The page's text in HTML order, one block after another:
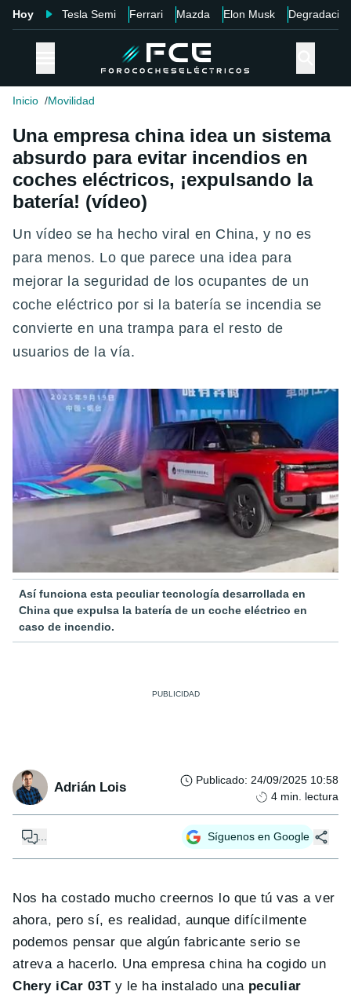
Hoy Tesla Semi Ferrari Mazda Elon Musk Degradación
Inicio Movilidad
Una empresa china idea un sistema
absurdo para evitar incendios en
coches eléctricos, ¡expulsando la
batería! (vídeo)
Un vídeo se ha hecho viral en China, y no es
para menos. Lo que parece una idea para
mejorar la seguridad de los ocupantes de un
coche eléctrico por si la batería se incendia se
convierte en una trampa para el resto de
usuarios de la vía.
Así funciona esta peculiar tecnología desarrollada en
China que expulsa la batería de un coche eléctrico en
caso de incendio.
Adrián Lois Publicado: 24/09/2025 10:58
4 min. lectura
... Síguenos en Google
Nos ha costado mucho creernos lo que tú vas a ver
ahora, pero sí, es realidad, aunque difícilmente
podemos pensar que algún fabricante serio se
atreva a hacerlo. Una empresa china ha cogido un
Chery iCar 03Ty le ha instalado una peculiar